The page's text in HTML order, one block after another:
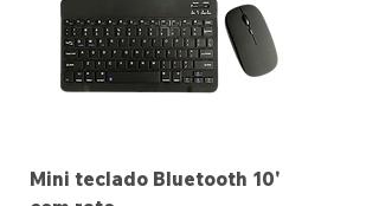
Mini teclado Bluetooth 10'